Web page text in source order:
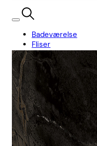
Badeværelse
Fliser
Showroom
Kundecases
Showroom Søg
indretningskonsulent